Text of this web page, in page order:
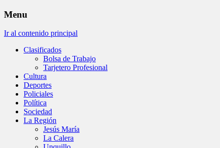
Menu
Ir al contenido principal
Clasificados
Bolsa de Trabajo
Tarjetero Profesional
Cultura
Deportes
Policiales
Política
Sociedad
La Región
Jesús María
La Calera